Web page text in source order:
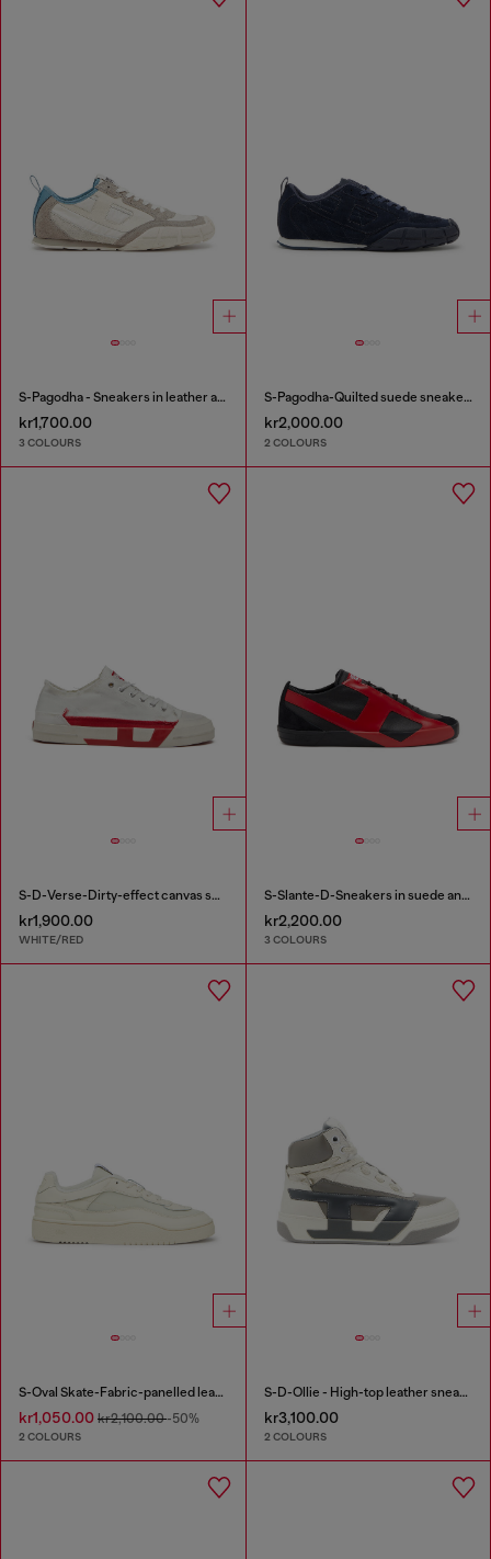
S-Pagodha - Sneakers in leather and nylon
kr1,700.00
3 COLOURS
S-Pagodha-Quilted suede sneakers
kr2,000.00
2 COLOURS
S-D-Verse-Dirty-effect canvas sneakers
kr1,900.00
WHITE/RED
S-Slante-D-Sneakers in suede and leather with D logo
kr2,200.00
3 COLOURS
S-Oval Skate-Fabric-panelled leather sneakers
kr1,050.00 kr2,100.00-50%
2 COLOURS
S-D-Ollie - High-top leather sneakers with D logo
kr3,100.00
2 COLOURS